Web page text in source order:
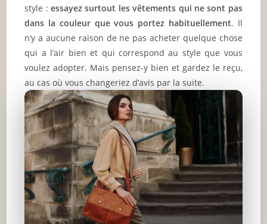
style :essayez surtout les vêtements qui ne sont pas
dans la couleur que vous portez habituellement. Il
n’y a aucune raison de ne pas acheter quelque chose
qui a l’air bien et qui correspond au style que vous
voulez adopter. Mais pensez-y bien et gardez le reçu,
au cas où vous changeriez d’avis par la suite.